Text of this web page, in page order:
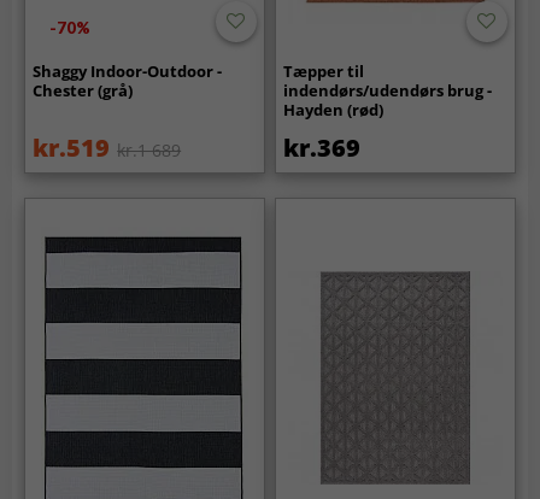
-70%
Shaggy Indoor-Outdoor -
Chester (grå)
kr.519 kr.1 689
Tæpper til
indendørs/udendørs brug -
Hayden (rød)
kr.369